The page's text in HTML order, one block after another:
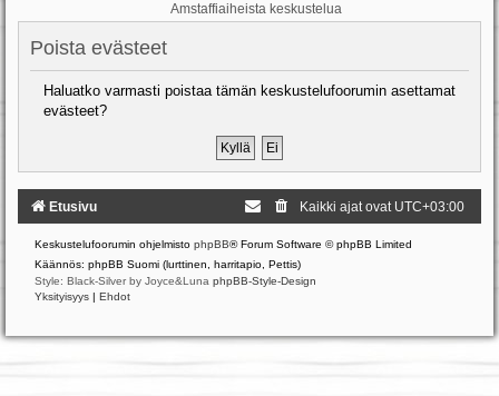
Amstaffiaiheista keskustelua
Poista evästeet
Haluatko varmasti poistaa tämän keskustelufoorumin asettamat
evästeet?
Etusivu Kaikki ajat ovat UTC+03:00
Keskustelufoorumin ohjelmisto phpBB® Forum Software © phpBB Limited
Käännös: phpBB Suomi (lurttinen, harritapio, Pettis)
Style: Black-Silver by Joyce&Luna phpBB-Style-Design
Yksityisyys | Ehdot